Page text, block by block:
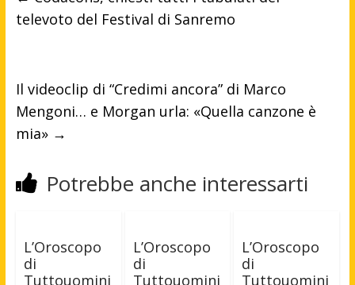
televoto del Festival di Sanremo
Il videoclip di “Credimi ancora” di Marco
Mengoni… e Morgan urla: «Quella canzone è
mia» →
Potrebbe anche interessarti
L’Oroscopo
di
Tuttouomini
L’Oroscopo
di
Tuttouomini
L’Oroscopo
di
Tuttouomini